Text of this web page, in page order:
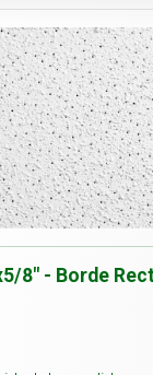
8" - Borde